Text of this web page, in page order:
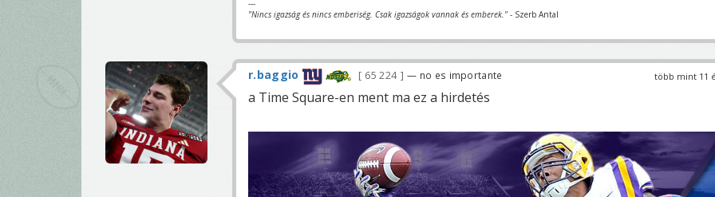
---
"Nincs igazság és nincs emberiség. Csak igazságok vannak és emberek." - Szerb Antal
több mint 11
r.baggio 65 224 — no es importante
a Time Square-en ment ma ez a hirdetés